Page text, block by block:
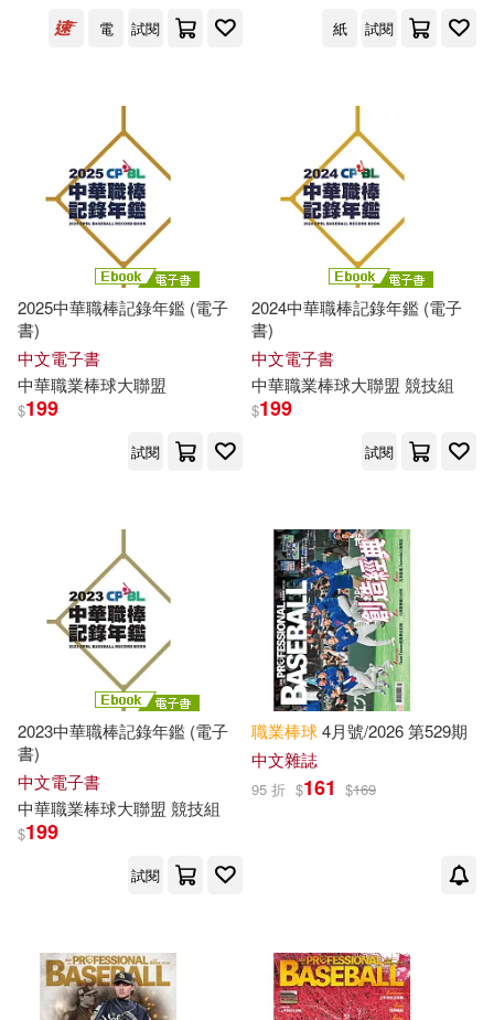
電
試閱
紙
試閱
2025中華職棒記錄年鑑 (電子
書)
中文電子書
中華職業棒球大聯盟
$199
試閱
2024中華職棒記錄年鑑 (電子
書)
中文電子書
中華職業棒球大聯盟 競技組
$199
試閱
2023中華職棒記錄年鑑 (電子
書)
中文電子書
中華職業棒球大聯盟 競技組
$199
試閱
職業棒球4月號/2026 第529期
中文雜誌
95 折 $161 $169